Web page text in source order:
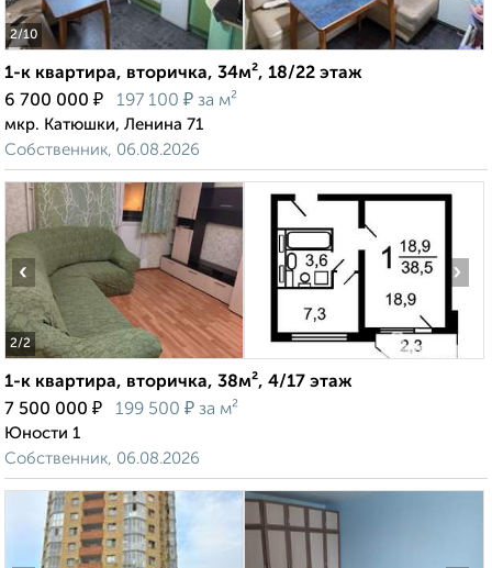
2/10
1-к квартира, вторичка, 34м², 18/22 этаж
6 700 000 ₽ 197 100 ₽ за м²
мкр. Катюшки, Ленина 71
Собственник, 06.08.2026
2/2
‹ ›
1-к квартира, вторичка, 38м², 4/17 этаж
7 500 000 ₽ 199 500 ₽ за м²
Юности 1
Собственник, 06.08.2026